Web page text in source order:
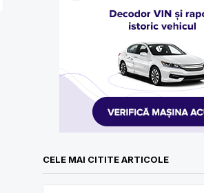
CELE MAI CITITE ARTICOLE